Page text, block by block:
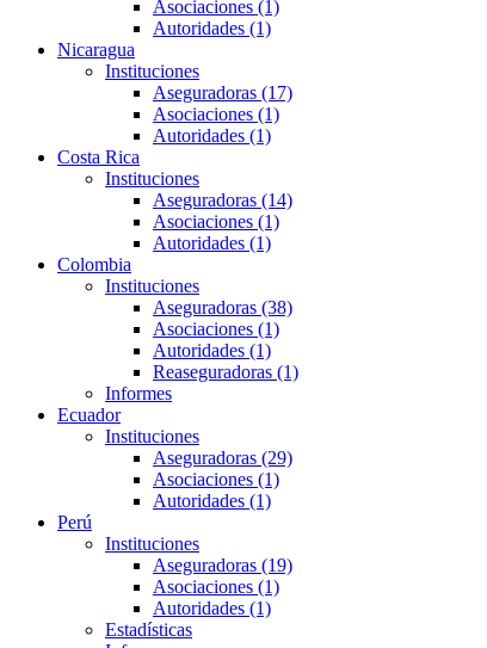
Asociaciones (1)
Autoridades (1)
Nicaragua
Instituciones
Aseguradoras (17)
Asociaciones (1)
Autoridades (1)
Costa Rica
Instituciones
Aseguradoras (14)
Asociaciones (1)
Autoridades (1)
Colombia
Instituciones
Aseguradoras (38)
Asociaciones (1)
Autoridades (1)
Reaseguradoras (1)
Informes
Ecuador
Instituciones
Aseguradoras (29)
Asociaciones (1)
Autoridades (1)
Perú
Instituciones
Aseguradoras (19)
Asociaciones (1)
Autoridades (1)
Estadísticas